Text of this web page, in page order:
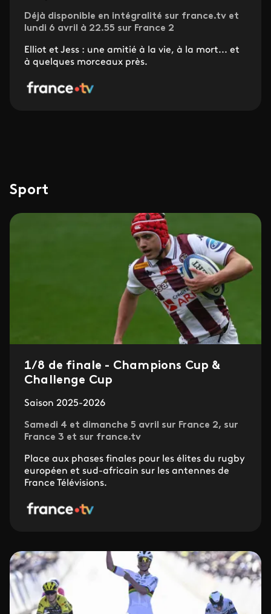
Déjà disponible en intégralité sur france.tv et
lundi 6 avril à 22.55 sur France 2
Elliot et Jess : une amitié à la vie, à la mort... et
à quelques morceaux près.
Sport
1/8 de finale - Champions Cup &
Challenge Cup
Saison 2025-2026
Samedi 4 et dimanche 5 avril sur France 2, sur
France 3 et sur france.tv
Place aux phases finales pour les élites du rugby
européen et sud-africain sur les antennes de
France Télévisions.